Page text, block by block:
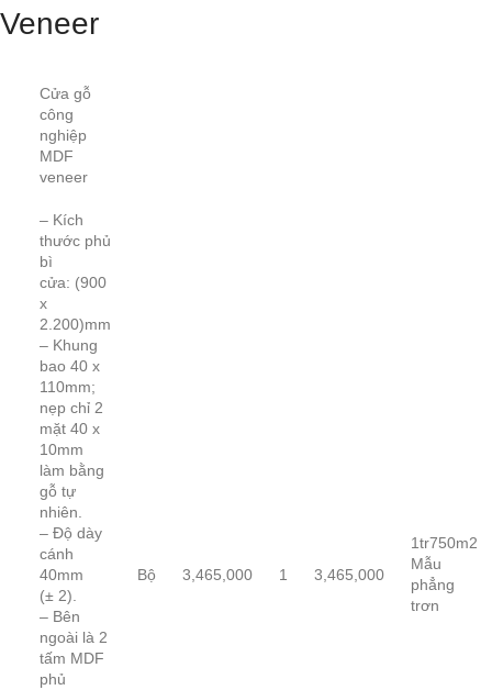
Veneer
Cửa gỗ
công
nghiệp
MDF
veneer
– Kích
thước phủ
bì
cửa: (900
x
2.200)mm
– Khung
bao 40 x
110mm;
nẹp chỉ 2
mặt 40 x
10mm
làm bằng
gỗ tự
nhiên.
– Độ dày
cánh
40mm
(± 2).
– Bên
ngoài là 2
tấm MDF
phủ
Bộ 3,465,000 1 3,465,000
1tr750m2
Mẫu
phẳng
trơn